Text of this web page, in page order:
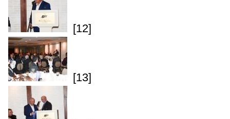
[12]
[13]